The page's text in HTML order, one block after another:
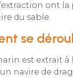
ont
du sable.
se
est extrait à
navire de